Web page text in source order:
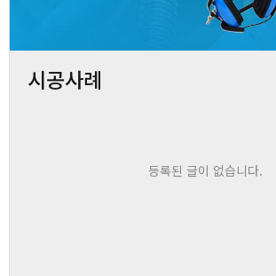
바로가기
시공사례
등록된 글이 없습니다.